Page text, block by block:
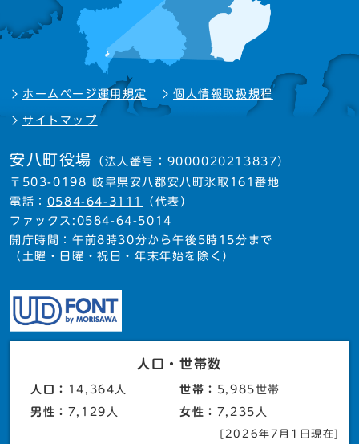
ホームページ運用規定 個人情報取扱規程
サイトマップ
安八町役場 （法人番号：9000020213837）
〒503-0198 岐阜県安八郡安八町氷取161番地
電話： 0584-64-3111
（代表）
ファックス:0584-64-5014
開庁時間：午前8時30分から午後5時15分まで
（土曜・日曜・祝日・年末年始を除く）
人口・世帯数
人口： 14,364人 世帯： 5,985世帯
男性： 7,129人 女性： 7,235人
[2026年7月1日現在]